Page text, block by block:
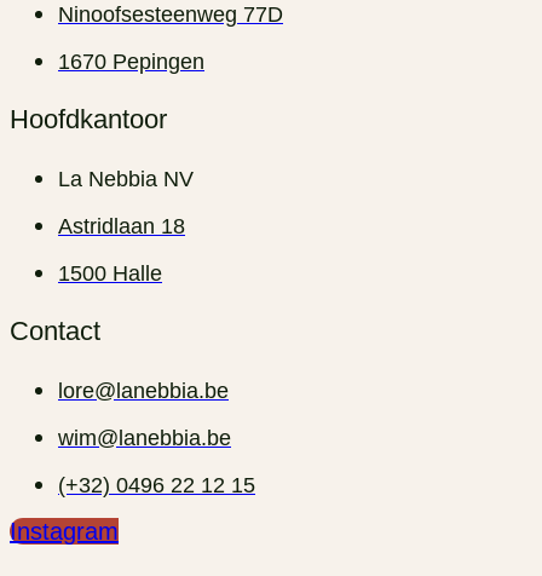
Ninoofsesteenweg 77D
1670 Pepingen
Hoofdkantoor
La Nebbia NV
Astridlaan 18
1500 Halle
Contact
lore@lanebbia.be
wim@lanebbia.be
(+32) 0496 22 12 15‬
Instagram